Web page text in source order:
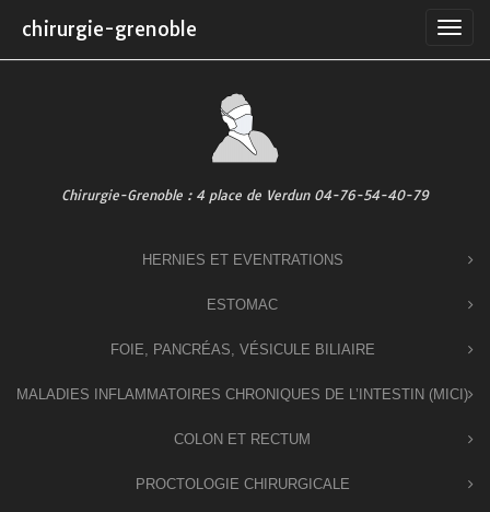
chirurgie-grenoble
Chirurgie-Grenoble : 4 place de Verdun 04-76-54-40-79
HERNIES ET EVENTRATIONS
ESTOMAC
FOIE, PANCRÉAS, VÉSICULE BILIAIRE
MALADIES INFLAMMATOIRES CHRONIQUES DE L’INTESTIN (MICI)
COLON ET RECTUM
PROCTOLOGIE CHIRURGICALE